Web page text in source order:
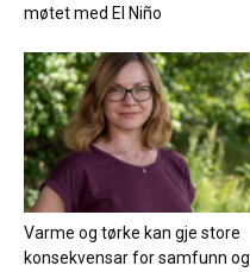
møtet med El Niño
Varme og tørke kan gje store
konsekvensar for samfunn og